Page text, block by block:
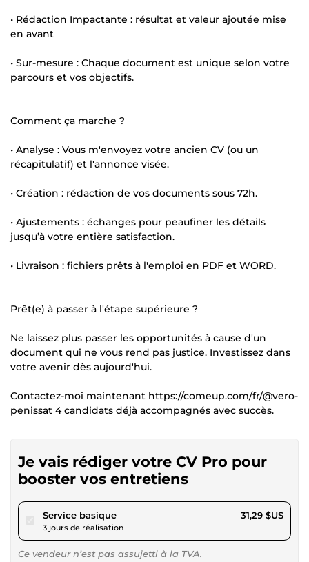
• Rédaction Impactante : résultat et valeur ajoutée mise
en avant
• Sur-mesure : Chaque document est unique selon votre
parcours et vos objectifs.
Comment ça marche ?
• Analyse : Vous m'envoyez votre ancien CV (ou un
récapitulatif) et l'annonce visée.
• Création : rédaction de vos documents sous 72h.
• Ajustements : échanges pour peaufiner les détails
jusqu’à votre entière satisfaction.
• Livraison : fichiers prêts à l'emploi en PDF et WORD.
Prêt(e) à passer à l'étape supérieure ?
Ne laissez plus passer les opportunités à cause d'un
document qui ne vous rend pas justice. Investissez dans
votre avenir dès aujourd'hui.
Contactez-moi maintenant https://comeup.com/fr/@vero-
penissat 4 candidats déjà accompagnés avec succès.
Je vais rédiger votre CV Pro pour
booster vos entretiens
Service basiquepour 28,83 $US
3 jours de réalisation
31,29 $US
Ce vendeur n’est pas assujetti à la TVA.